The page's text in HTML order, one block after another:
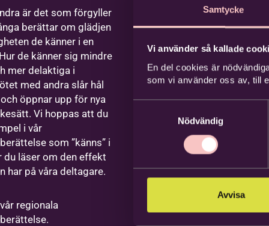
Samtycke
Vi använder så kallade
En del cookies är
som vi använder oss av, till
Nödvändig
Avvisa
till
människor
långt
at heart
är det som förgyller
berättar om glädjen
de känner i en
de känner sig mindre
mer delaktiga i
med andra slår hål
öppnar upp för nya
Vi hoppas att du
i vår
som ”känns” i
du läser om den effekt
har på våra deltagare.
regionala